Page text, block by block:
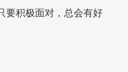
要积极面对，总会有好